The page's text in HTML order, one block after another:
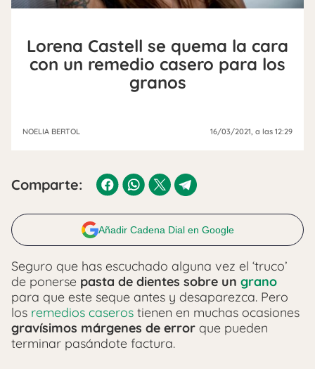
Lorena Castell se quema la cara
con un remedio casero para los
granos
NOELIA BERTOL 16/03/2021 , a las 12:29
Comparte:
Añadir Cadena Dial en Google
Seguro que has escuchado alguna vez el ‘truco’
de ponerse pasta de dientes sobre un grano
para que este seque antes y desaparezca. Pero
los remedios caseros tienen en muchas ocasiones
gravísimos márgenes de error que pueden
terminar pasándote factura.